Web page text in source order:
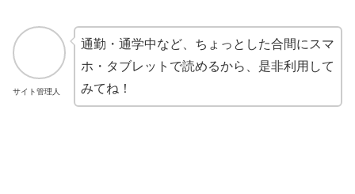
サイト管理人
通勤・通学中など、ちょっとした合間にスマ
ホ・タブレットで読めるから、是非利用して
みてね！